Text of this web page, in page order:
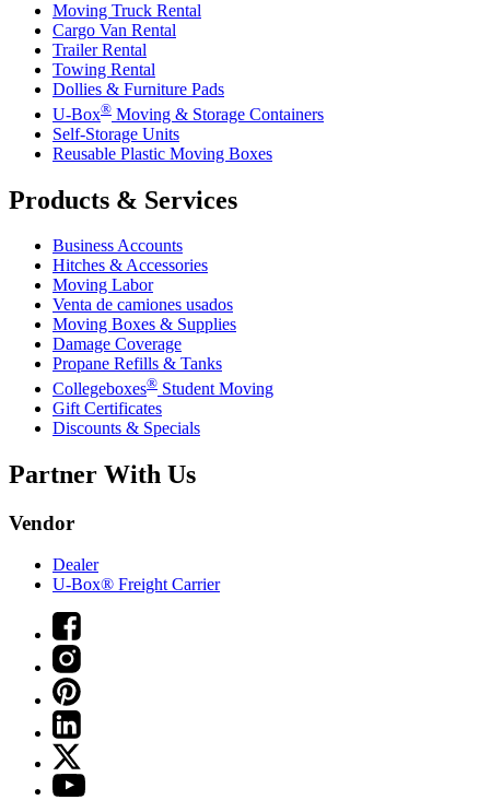
Moving Truck Rental
Cargo Van Rental
Trailer Rental
Towing Rental
Dollies & Furniture Pads
U-Box® Moving & Storage Containers
Self-Storage Units
Reusable Plastic Moving Boxes
Products & Services
Business Accounts
Hitches & Accessories
Moving Labor
Venta de camiones usados
Moving Boxes & Supplies
Damage Coverage
Propane Refills & Tanks
Collegeboxes® Student Moving
Gift Certificates
Discounts & Specials
Partner With Us
Vendor
Dealer
U-Box® Freight Carrier